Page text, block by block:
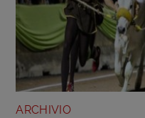
ARCHIVIO